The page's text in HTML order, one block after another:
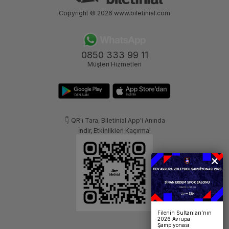
0850 333 99 11
Müşteri Hizmetleri
👇 QR'ı Tara, Biletinial App'i Anında
İndir, Etkinlikleri Kaçırma!
Copyright © 2026 www.biletinial.com
Filenin Sultanları’nın
2026 Avrupa
Şampiyonası